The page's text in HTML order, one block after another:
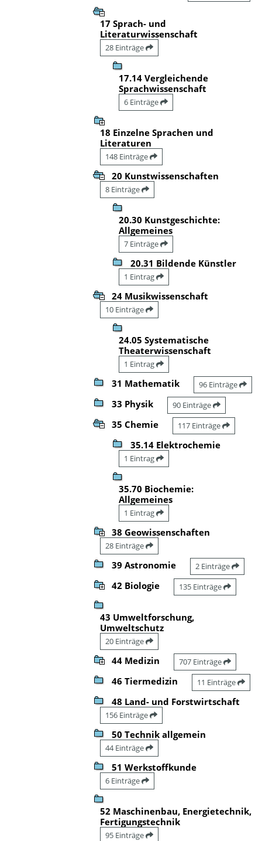
17 Sprach- und
Literaturwissenschaft
28 Einträge
17.14 Vergleichende
Sprachwissenschaft
6 Einträge
18 Einzelne Sprachen und
Literaturen
148 Einträge
20 Kunstwissenschaften
8 Einträge
20.30 Kunstgeschichte:
Allgemeines
7 Einträge
20.31 Bildende Künstler
1 Eintrag
24 Musikwissenschaft
10 Einträge
24.05 Systematische
Theaterwissenschaft
1 Eintrag
31 Mathematik 96 Einträge
33 Physik 90 Einträge
35 Chemie 117 Einträge
35.14 Elektrochemie
1 Eintrag
35.70 Biochemie:
Allgemeines
1 Eintrag
38 Geowissenschaften
28 Einträge
39 Astronomie 2 Einträge
42 Biologie 135 Einträge
43 Umweltforschung,
Umweltschutz
20 Einträge
44 Medizin 707 Einträge
46 Tiermedizin 11 Einträge
48 Land- und Forstwirtschaft
156 Einträge
50 Technik allgemein
44 Einträge
51 Werkstoffkunde
6 Einträge
52 Maschinenbau, Energietechnik,
Fertigungstechnik
95 Einträge